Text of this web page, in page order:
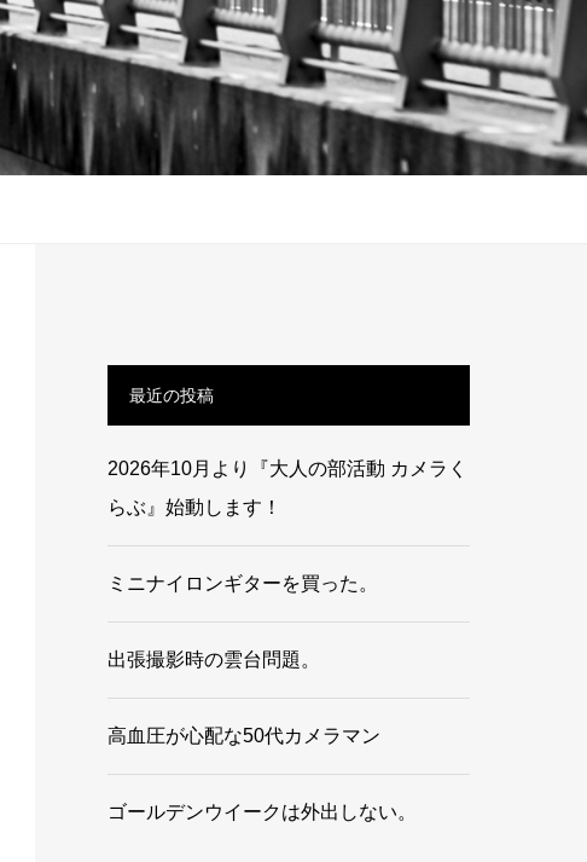
最近の投稿
2026年10月より『大人の部活動 カメラく
らぶ』始動します！
ミニナイロンギターを買った。
出張撮影時の雲台問題。
高血圧が心配な50代カメラマン
ゴールデンウイークは外出しない。